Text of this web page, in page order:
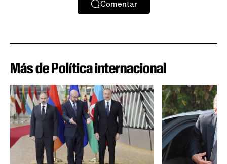
Comentar
Más de Política internacional